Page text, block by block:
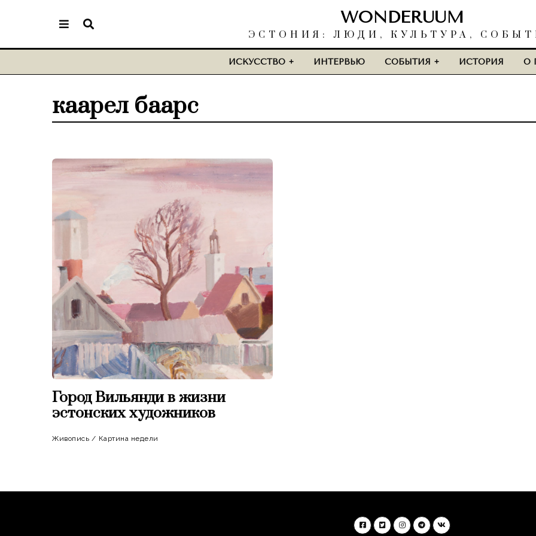
WONDERUUM
ЭСТОНИЯ: ЛЮДИ, КУЛЬТУРА,
ИСКУССТВО ИНТЕРВЬЮ СОБЫТИЯ ИСТОРИЯ О
каарел баарс
Город Вильянди в жизни
эстонских художников
Живопись / Картина недели